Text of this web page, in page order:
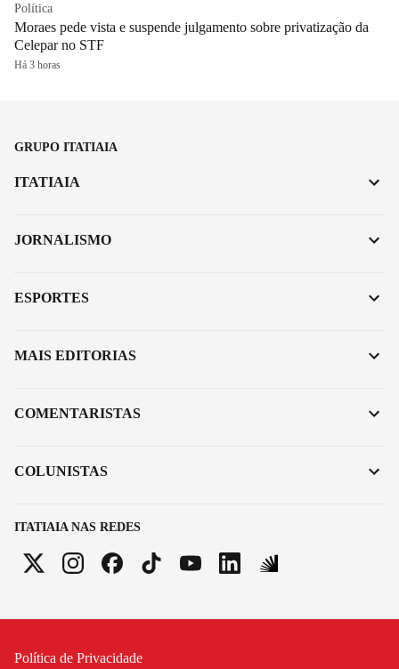
Política
Moraes pede vista e suspende julgamento sobre privatização da
Celepar no STF
Há 3 horas
GRUPO ITATIAIA
ITATIAIA NAS REDES
ITATIAIA
JORNALISMO
ESPORTES
MAIS EDITORIAS
COMENTARISTAS
COLUNISTAS
Política de Privacidade